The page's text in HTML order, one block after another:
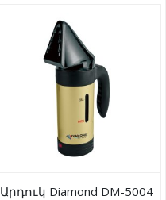
Արդուկ Diamond DM-5004